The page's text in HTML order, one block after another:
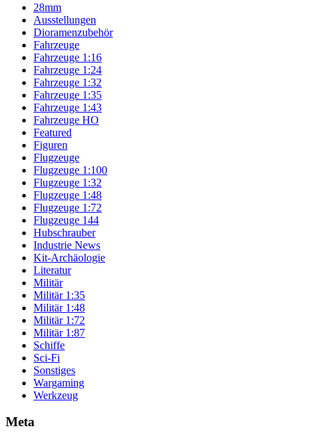
28mm
Ausstellungen
Dioramenzubehör
Fahrzeuge
Fahrzeuge 1:16
Fahrzeuge 1:24
Fahrzeuge 1:32
Fahrzeuge 1:35
Fahrzeuge 1:43
Fahrzeuge HO
Featured
Figuren
Flugzeuge
Flugzeuge 1:100
Flugzeuge 1:32
Flugzeuge 1:48
Flugzeuge 1:72
Flugzeuge 144
Hubschrauber
Industrie News
Kit-Archäologie
Literatur
Militär
Militär 1:35
Militär 1:48
Militär 1:72
Militär 1:87
Schiffe
Sci-Fi
Sonstiges
Wargaming
Werkzeug
Meta